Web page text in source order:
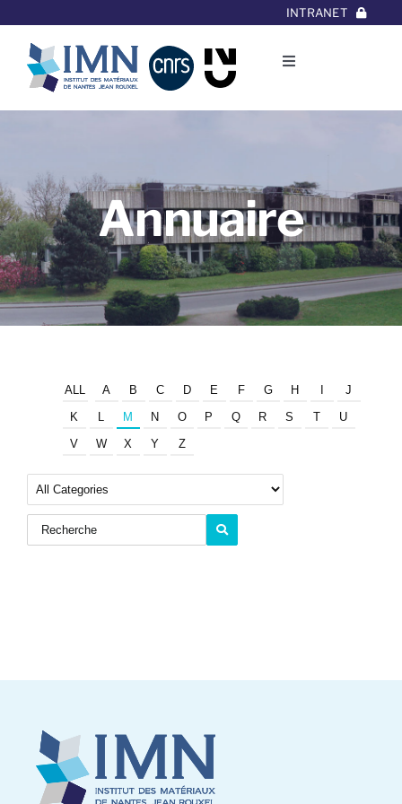
au
contenu
INTRANET
Toggle
L’Institut
Equipes
Projets/Collaborations
Annuaire
ALL A B C D E F G H
J
K
L M N O P Q R S T
U
V
W X Y Z